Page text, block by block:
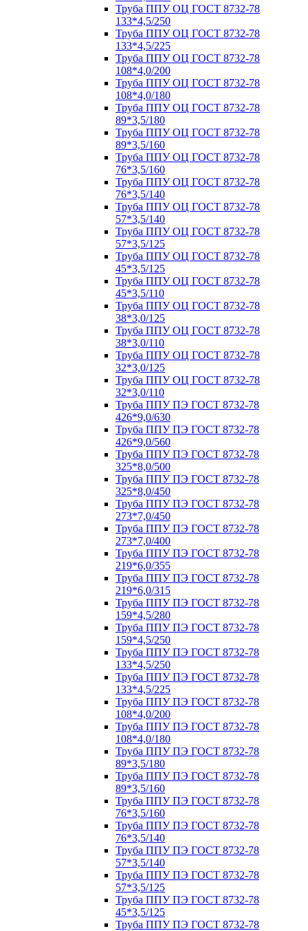
Труба ППУ ОЦ ГОСТ 8732-78
133*4,5/250
Труба ППУ ОЦ ГОСТ 8732-78
133*4,5/225
Труба ППУ ОЦ ГОСТ 8732-78
108*4,0/200
Труба ППУ ОЦ ГОСТ 8732-78
108*4,0/180
Труба ППУ ОЦ ГОСТ 8732-78
89*3,5/180
Труба ППУ ОЦ ГОСТ 8732-78
89*3,5/160
Труба ППУ ОЦ ГОСТ 8732-78
76*3,5/160
Труба ППУ ОЦ ГОСТ 8732-78
76*3,5/140
Труба ППУ ОЦ ГОСТ 8732-78
57*3,5/140
Труба ППУ ОЦ ГОСТ 8732-78
57*3,5/125
Труба ППУ ОЦ ГОСТ 8732-78
45*3,5/125
Труба ППУ ОЦ ГОСТ 8732-78
45*3,5/110
Труба ППУ ОЦ ГОСТ 8732-78
38*3,0/125
Труба ППУ ОЦ ГОСТ 8732-78
38*3,0/110
Труба ППУ ОЦ ГОСТ 8732-78
32*3,0/125
Труба ППУ ОЦ ГОСТ 8732-78
32*3,0/110
Труба ППУ ПЭ ГОСТ 8732-78
426*9,0/630
Труба ППУ ПЭ ГОСТ 8732-78
426*9,0/560
Труба ППУ ПЭ ГОСТ 8732-78
325*8,0/500
Труба ППУ ПЭ ГОСТ 8732-78
325*8,0/450
Труба ППУ ПЭ ГОСТ 8732-78
273*7,0/450
Труба ППУ ПЭ ГОСТ 8732-78
273*7,0/400
Труба ППУ ПЭ ГОСТ 8732-78
219*6,0/355
Труба ППУ ПЭ ГОСТ 8732-78
219*6,0/315
Труба ППУ ПЭ ГОСТ 8732-78
159*4,5/280
Труба ППУ ПЭ ГОСТ 8732-78
159*4,5/250
Труба ППУ ПЭ ГОСТ 8732-78
133*4,5/250
Труба ППУ ПЭ ГОСТ 8732-78
133*4,5/225
Труба ППУ ПЭ ГОСТ 8732-78
108*4,0/200
Труба ППУ ПЭ ГОСТ 8732-78
108*4,0/180
Труба ППУ ПЭ ГОСТ 8732-78
89*3,5/180
Труба ППУ ПЭ ГОСТ 8732-78
89*3,5/160
Труба ППУ ПЭ ГОСТ 8732-78
76*3,5/160
Труба ППУ ПЭ ГОСТ 8732-78
76*3,5/140
Труба ППУ ПЭ ГОСТ 8732-78
57*3,5/140
Труба ППУ ПЭ ГОСТ 8732-78
57*3,5/125
Труба ППУ ПЭ ГОСТ 8732-78
45*3,5/125
Труба ППУ ПЭ ГОСТ 8732-78